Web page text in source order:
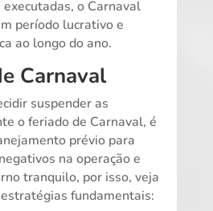
o Carnaval
período lucrativo e
ao longo do ano.
Carnaval
suspender as
o feriado de Carnaval, é
prévio para
na operação e
tranquilo, por isso, veja
fundamentais: